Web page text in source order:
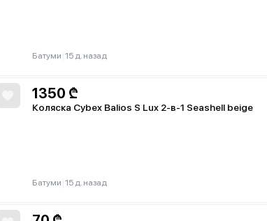
Батуми 15 д. назад
1350 ₾
Коляска Cybex Balios S Lux 2-в-1 Seashell beige
Батуми 15 д. назад